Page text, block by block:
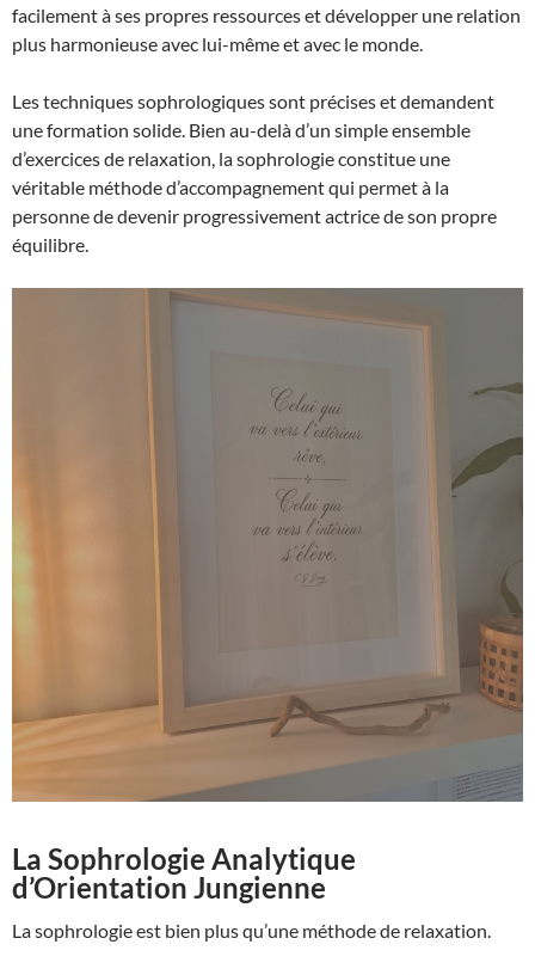
facilement à ses propres ressources et développer une relation
plus harmonieuse avec lui-même et avec le monde.
Les techniques sophrologiques sont précises et demandent
une formation solide. Bien au-delà d’un simple ensemble
d’exercices de relaxation, la sophrologie constitue une
véritable méthode d’accompagnement qui permet à la
personne de devenir progressivement actrice de son propre
équilibre.
La Sophrologie Analytique
d’Orientation Jungienne
La sophrologie est bien plus qu’une méthode de relaxation.